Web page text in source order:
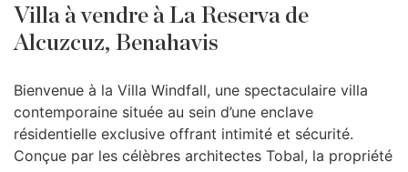
Villa à vendre à La Reserva de
Alcuzcuz, Benahavis
Bienvenue à la Villa Windfall, une spectaculaire villa
contemporaine située au sein d’une enclave
résidentielle exclusive offrant intimité et sécurité.
Conçue par les célèbres architectes Tobal, la propriété